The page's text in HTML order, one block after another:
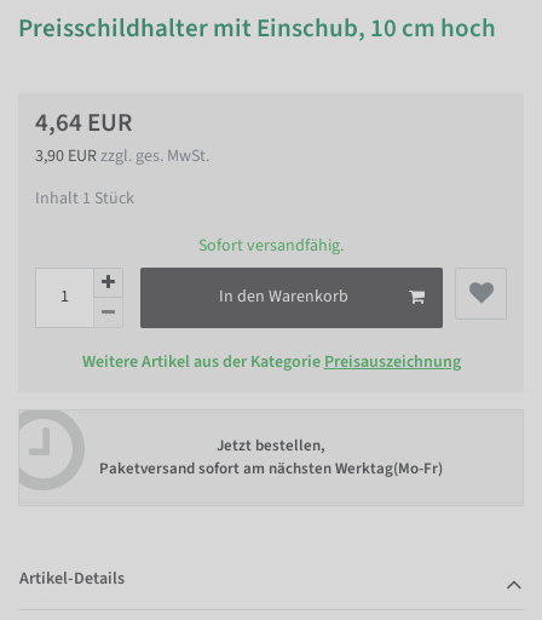
Preisschildhalter mit Einschub, 10 cm hoch
4,64 EUR
3,90 EURzzgl. ges. MwSt.
Inhalt 1 Stück
Sofort versandfähig.
In den Warenkorb
Weitere Artikel aus der Kategorie Preisauszeichnung
Jetzt bestellen,
Paketversand sofort am nächsten Werktag(Mo-Fr)
Artikel-Details